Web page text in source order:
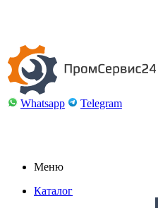
Whatsapp Telegram
Меню
Каталог